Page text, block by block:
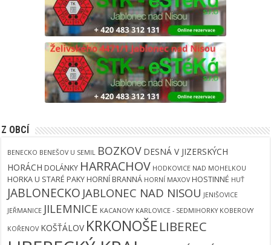
Z OBCÍ
BENECKO BENEŠOV U SEMIL BOZKOV DESNÁ V JIZERSKÝCH
HORÁCH DOLÁNKY HARRACHOV HODKOVICE NAD MOHELKOU
HORKA U STARÉ PAKY HORNÍ BRANNÁ HORNÍ MAXOV HOSTINNÉ HUŤ
JABLONECKO JABLONEC NAD NISOU JENIŠOVICE
JEŘMANICE JILEMNICE KACANOVY KARLOVICE - SEDMIHORKY KOBEROVY
KOŘENOV KOŠŤÁLOV KRKONOŠE LIBEREC